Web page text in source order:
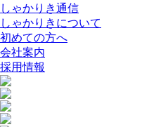
しゃかりき通信
しゃかりきについて
初めての方へ
会社案内
採用情報